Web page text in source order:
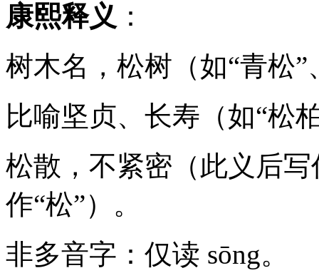
康熙释义 ：
树木名，松树（如“青松”
比喻坚贞、长寿（如“松
松散，不紧密（此义后
作“松”）。
非多音字：仅读 sōng。